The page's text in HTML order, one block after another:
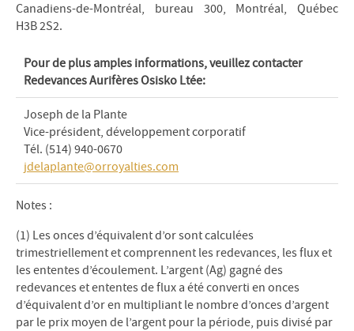
Canadiens-de-Montréal, bureau 300, Montréal, Québec
H3B 2S2.
Pour de plus amples informations, veuillez contacter
Redevances Aurifères Osisko Ltée:
Joseph de la Plante
Vice-président, développement corporatif
Tél. (514) 940-0670
jdelaplante@orroyalties.com
Notes :
(1) Les onces d’équivalent d’or sont calculées
trimestriellement et comprennent les redevances, les flux et
les ententes d’écoulement. L’argent (Ag) gagné des
redevances et ententes de flux a été converti en onces
d’équivalent d’or en multipliant le nombre d’onces d’argent
par le prix moyen de l’argent pour la période, puis divisé par